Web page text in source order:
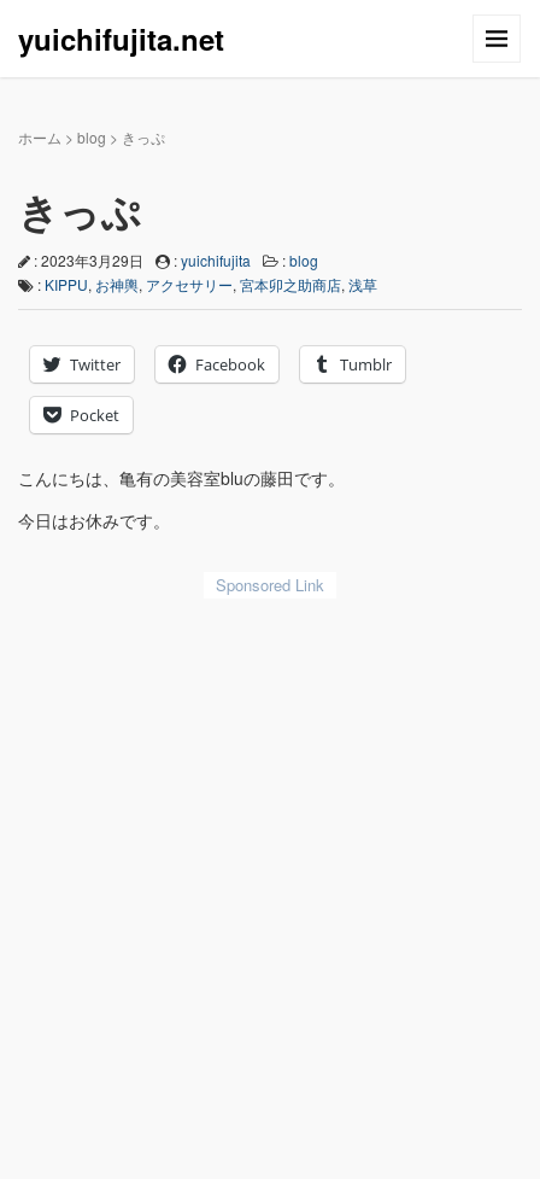
yuichifujita.net
ホーム > blog > きっぷ
きっぷ
: 2023年3月29日 :yuichifujita :blog
: KIPPU, お神輿, アクセサリー, 宮本卯之助商店, 浅草
Twitter Facebook Tumblr
Pocket
こんにちは、亀有の美容室bluの藤田です。
今日はお休みです。